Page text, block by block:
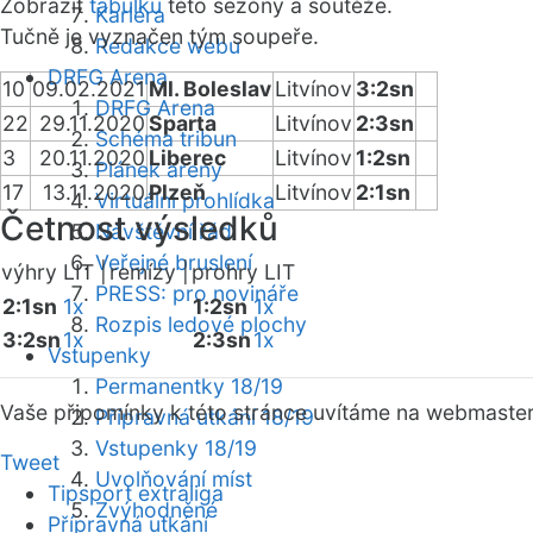
Kariéra
Redakce webu
DRFG Arena
DRFG Arena
Schéma tribun
Plánek areny
Virtuální prohlídka
Návštěvní řád
Veřejné bruslení
PRESS: pro novináře
Rozpis ledové plochy
Vstupenky
Permanentky 18/19
Přípravná utkání 18/19
Vstupenky 18/19
Uvolňování míst
Zvýhodněné
Zobrazit tabulku této sezóny a soutěže.
Tučně je vyznačen tým soupeře.
10 09.02.2021 Ml. BoleslavLitvínov 3:2sn
22 29.11.2020Sparta Litvínov 2:3sn
3
20.11.2020 Liberec Litvínov 1:2sn
17
13.11.2020Plzeň Litvínov 2:1sn
Četnost výsledků
výhry LIT |remízy | prohry LIT
2:1sn 1x
3:2sn1x
1:2sn 1x
2:3sn1x
Vaše připomínky k této stránce uvítáme na webmaster
Tweet
Tipsport extraliga
Přípravná utkání